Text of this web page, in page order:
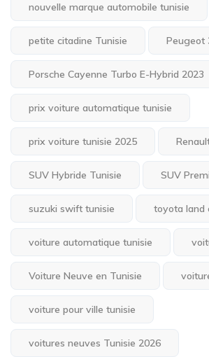
nouvelle marque automobile tunisie
petite citadine Tunisie Peugeot
Porsche Cayenne Turbo E-Hybrid 2023
prix voiture automatique tunisie
prix voiture tunisie 2025
SUV Hybride Tunisie SUV
suzuki swift tunisie toyota land
voiture automatique tunisie
Voiture Neuve en Tunisie
voiture pour ville tunisie
voitures neuves Tunisie 2026